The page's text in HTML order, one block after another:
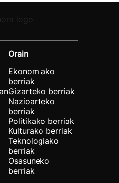
Orain
Ekonomiako
berriak
Gizarteko berriak
Nazioarteko
berriak
Politikako berriak
Kulturako berriak
Teknologiako
berriak
Osasuneko
berriak